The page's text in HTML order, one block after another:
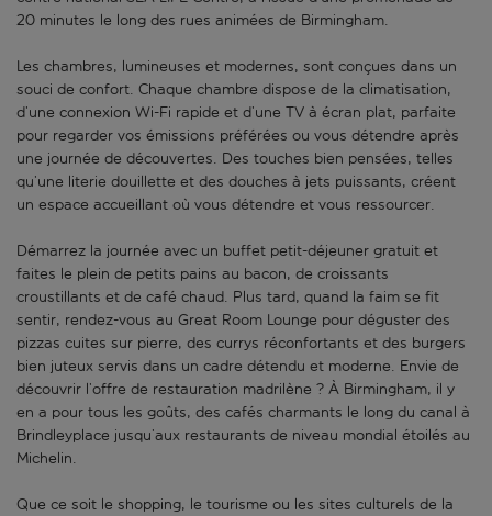
20 minutes le long des rues animées de Birmingham.
Les chambres, lumineuses et modernes, sont conçues dans un
souci de confort. Chaque chambre dispose de la climatisation,
d’une connexion Wi-Fi rapide et d’une TV à écran plat, parfaite
pour regarder vos émissions préférées ou vous détendre après
une journée de découvertes. Des touches bien pensées, telles
qu’une literie douillette et des douches à jets puissants, créent
un espace accueillant où vous détendre et vous ressourcer.
Démarrez la journée avec un buffet petit-déjeuner gratuit et
faites le plein de petits pains au bacon, de croissants
croustillants et de café chaud. Plus tard, quand la faim se fit
sentir, rendez-vous au Great Room Lounge pour déguster des
pizzas cuites sur pierre, des currys réconfortants et des burgers
bien juteux servis dans un cadre détendu et moderne. Envie de
découvrir l’offre de restauration madrilène ? À Birmingham, il y
en a pour tous les goûts, des cafés charmants le long du canal à
Brindleyplace jusqu’aux restaurants de niveau mondial étoilés au
Michelin.
Que ce soit le shopping, le tourisme ou les sites culturels de la